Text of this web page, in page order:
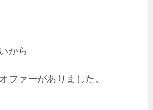
から
ファーがありました。